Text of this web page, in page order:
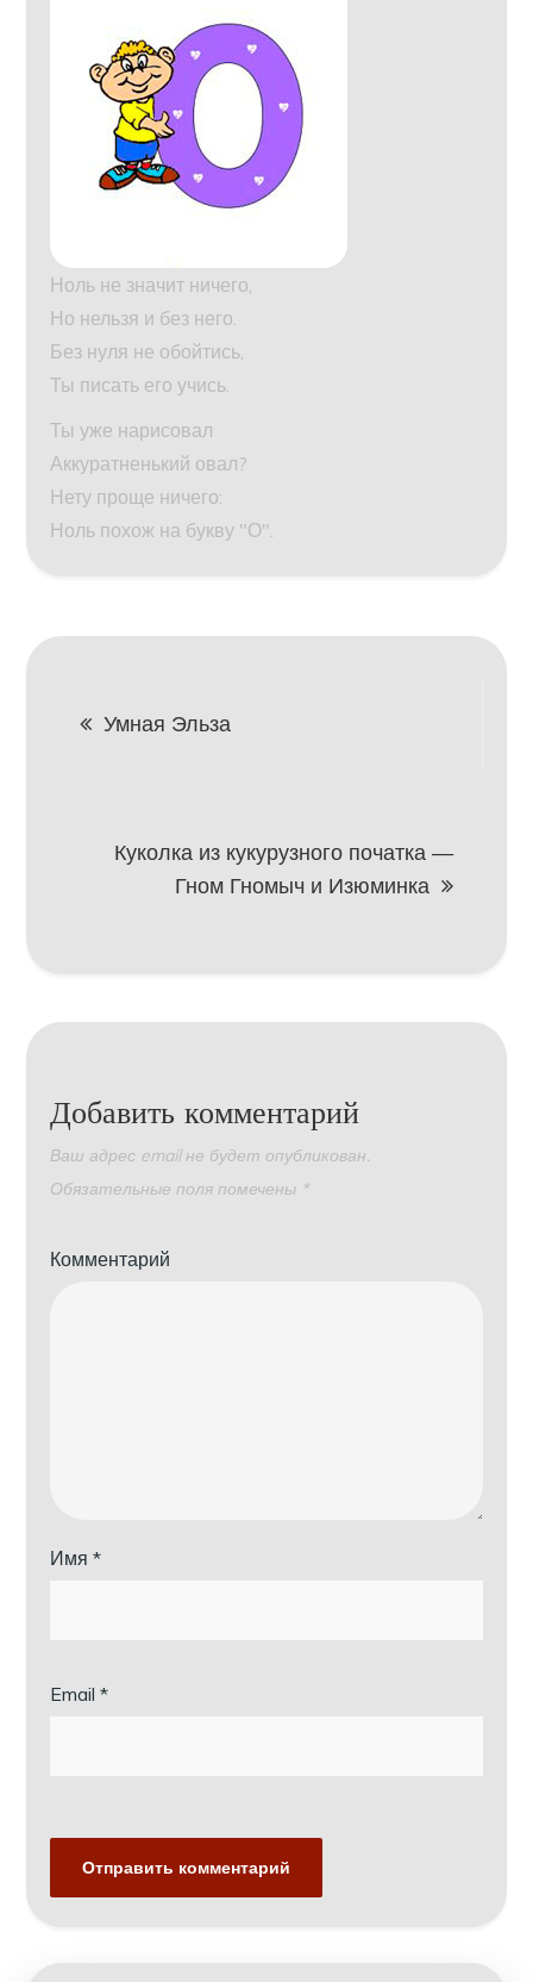
Ноль не значит ничего,
Но нельзя и без него.
Без нуля не обойтись,
Ты писать его учись.
Ты уже нарисовал
Аккуратненький овал?
Нету проще ничего:
Ноль похож на букву "О".
Навигация
записям
Умная Эльза
Куколка из кукурузного початка —
Гном Гномыч и Изюминка
Добавить комментарий
Ваш адрес email не будет опубликован.
Обязательные поля помечены *
Комментарий
Имя*
Email*